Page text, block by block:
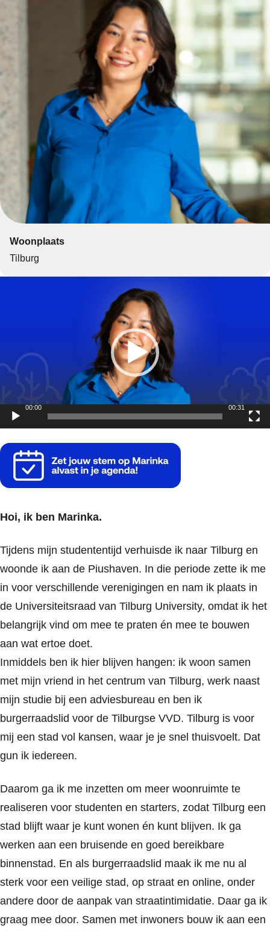
Woonplaats
Tilburg
00:00 00:31
Hoi, ik ben Marinka.
Tijdens mijn studententijd verhuisde ik naar Tilburg en
woonde ik aan de Piushaven. In die periode zette ik me
in voor verschillende verenigingen en nam ik plaats in
de Universiteitsraad van Tilburg University, omdat ik het
belangrijk vind om mee te praten én mee te bouwen
aan wat ertoe doet.
Inmiddels ben ik hier blijven hangen: ik woon samen
met mijn vriend in het centrum van Tilburg, werk naast
mijn studie bij een adviesbureau en ben ik
burgerraadslid voor de Tilburgse VVD. Tilburg is voor
mij een stad vol kansen, waar je je snel thuisvoelt. Dat
gun ik iedereen.
Daarom ga ik me inzetten om meer woonruimte te
realiseren voor studenten en starters, zodat Tilburg een
stad blijft waar je kunt wonen én kunt blijven. Ik ga
werken aan een bruisende en goed bereikbare
binnenstad. En als burgerraadslid maak ik me nu al
sterk voor een veilige stad, op straat en online, onder
andere door de aanpak van straatintimidatie. Daar ga ik
graag mee door. Samen met inwoners bouw ik aan een